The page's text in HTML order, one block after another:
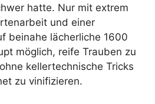
hatte. Nur mit extrem
und einer
beinahe lächerliche 1600
möglich, reife Trauben zu
kellertechnische Tricks
zu vinifizieren.